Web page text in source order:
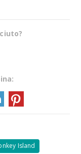
Island